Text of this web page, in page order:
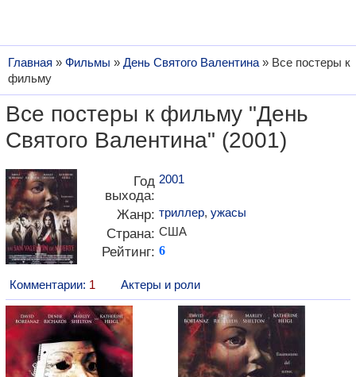
Главная » Фильмы » День Святого Валентина » Все постеры к
фильму
Все постеры к фильму "День
Святого Валентина" (2001)
Год
выхода:
2001
Жанр: триллер, ужасы
Страна: США
Рейтинг: 6
Комментарии: 1 Актеры и роли